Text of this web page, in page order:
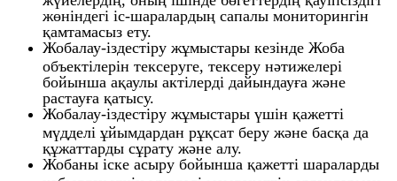
жөніндегі іс-шаралардың сапалы мониторингін
қамтамасыз ету.
Жобалау-іздестіру жұмыстары кезінде Жоба
объектілерін тексеруге, тексеру нәтижелері
бойынша ақаулы актілерді дайындауға және
растауға қатысу.
Жобалау-іздестіру жұмыстары үшін қажетті
мүдделі ұйымдардан рұқсат беру және басқа да
құжаттарды сұрату және алу.
Жобаны іске асыру бойынша қажетті шараларды